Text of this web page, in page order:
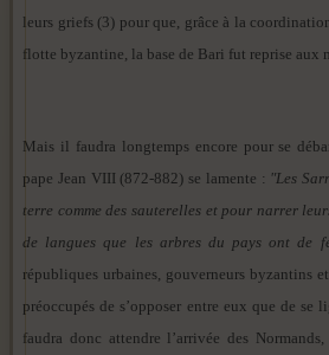
leurs griefs (3) pour que, grâce à la
flotte byzantine, la base de Bari fut reprise aux
Mais il faudra longtemps encore pour se
pape Jean VIII (872-882) se lamente : "Les
terre comme des sauterelles et pour narrer
de langues que les arbres du pays ont de
républiques urbaines, gouverneurs byzantins
préoccupés de s’opposer entre eux que de se
faudra donc attendre l’arrivée des